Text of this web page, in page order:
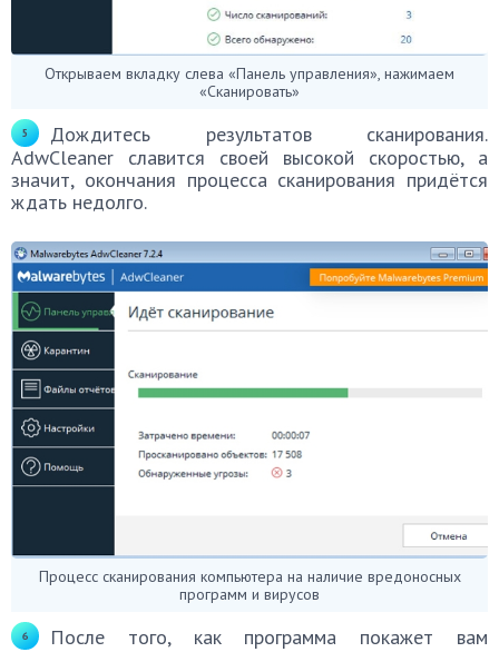
Открываем вкладку слева «Панель управления», нажимаем
«Сканировать»
Дождитесь результатов сканирования.
AdwCleaner славится своей высокой скоростью, а
значит, окончания процесса сканирования придётся
ждать недолго.
Процесс сканирования компьютера на наличие вредоносных
программ и вирусов
После того, как программа покажет вам